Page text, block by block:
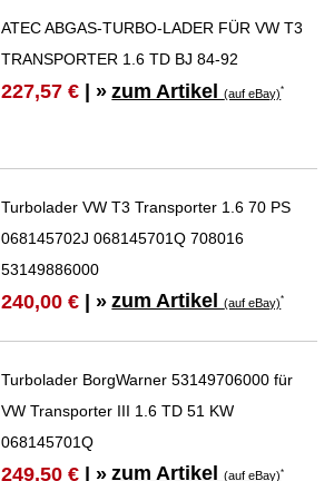
ATEC ABGAS-TURBO-LADER FÜR VW T3
TRANSPORTER 1.6 TD BJ 84-92
227,57 € | » zum Artikel(auf eBay)*
Turbolader VW T3 Transporter 1.6 70 PS
068145702J 068145701Q 708016
53149886000
240,00 € | » zum Artikel(auf eBay)*
Turbolader BorgWarner 53149706000 für
VW Transporter III 1.6 TD 51 KW
068145701Q
249,50 € | » zum Artikel(auf eBay)*